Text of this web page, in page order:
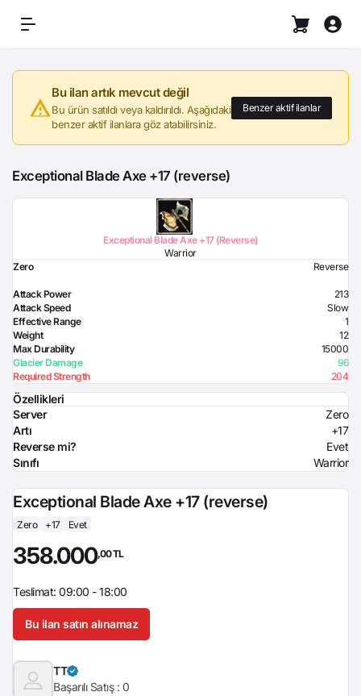
Bu ilan artık mevcut değil
Bu ürün satıldı veya kaldırıldı. Aşağıdaki
benzer aktif ilanlara göz atabilirsiniz.
Benzer aktif ilanlar
Exceptional Blade Axe +17 (reverse)
Exceptional Blade Axe +17 (Reverse)
Warrior
Zero
Reverse
Attack Power
213
Attack Speed
Slow
Effective Range
1
Weight
12
Max Durability
15000
Glacier Damage
96
Required Strength
204
Özellikleri
Server
Zero
Artı
+17
Reverse mi?
Evet
Sınıfı
Warrior
Exceptional Blade Axe +17 (reverse)
Zero +17 Evet
358.000,00 TL
Teslimat: 09:00 - 18:00
Bu ilan satın alınamaz
TT
Başarılı Satış : 0